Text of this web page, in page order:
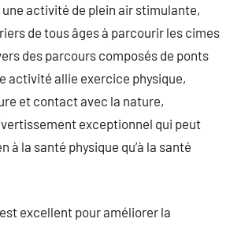
une activité de plein air stimulante,
de tous âges à parcourir les cimes
des parcours composés de ponts
activité allie exercice physique,
et contact avec la nature,
exceptionnel qui peut
à la santé physique qu’à la santé
excellent pour améliorer la